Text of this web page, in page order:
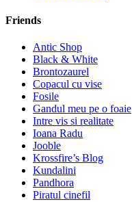
Friends
Antic Shop
Black & White
Brontozaurel
Copacul cu vise
Fosile
Gandul meu pe o foaie
Intre vis si realitate
Ioana Radu
Jooble
Krossfire’s Blog
Kundalini
Pandhora
Piratul cinefil